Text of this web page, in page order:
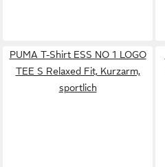
PUMA T-Shirt ESS NO 1 LOGO
TEE S Relaxed Fit, Kurzarm,
sportlich